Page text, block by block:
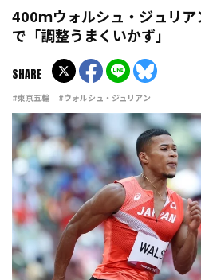
400ｍウォルシュ・ジュリ
で「調整うまくいかず」
#東京五輪 #ウォルシュ・ジュリアン
SHARE